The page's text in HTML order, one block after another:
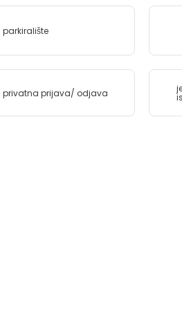
parkiralište
privatna prijava/ odjava